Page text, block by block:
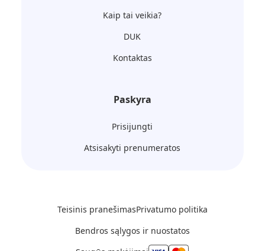
Kaip tai veikia?
DUK
Kontaktas
Paskyra
Prisijungti
Atsisakyti prenumeratos
Teisinis pranešimasPrivatumo politika
Bendros sąlygos ir nuostatos